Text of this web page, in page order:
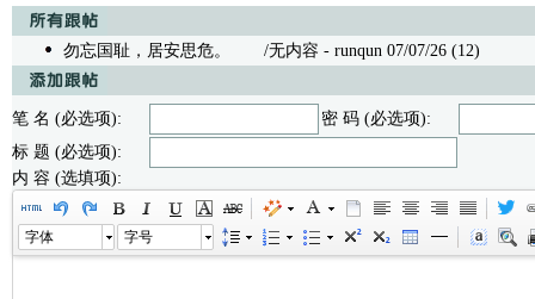
勿忘国耻，居安思危。 /无内容 - runqun 07/07/26 (12)
笔 名 (必选项):
密 码 (必选项):
标 题 (必选项):
内 容 (选填项):
字体 字号